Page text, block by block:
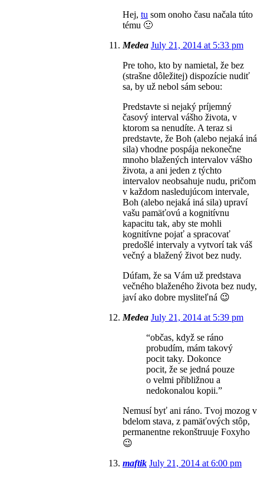
Hej, tu som onoho času načala túto
tému 🙂
Medea July 21, 2014 at 5:33 pm
Pre toho, kto by namietal, že bez
(strašne dôležitej) dispozície nudiť
sa, by už nebol sám sebou:
Predstavte si nejaký príjemný
časový interval vášho života, v
ktorom sa nenudíte. A teraz si
predstavte, že Boh (alebo nejaká iná
sila) vhodne pospája nekonečne
mnoho blažených intervalov vášho
života, a ani jeden z týchto
intervalov neobsahuje nudu, pričom
v každom nasledujúcom intervale,
Boh (alebo nejaká iná sila) upraví
vašu pamäťovú a kognitívnu
kapacitu tak, aby ste mohli
kognitívne pojať a spracovať
predošlé intervaly a vytvorí tak váš
večný a blažený život bez nudy.
Dúfam, že sa Vám už predstava
večného blaženého života bez nudy,
javí ako dobre mysliteľná 😉
Medea July 21, 2014 at 5:39 pm
“občas, když se ráno
probudím, mám takový
pocit taky. Dokonce
pocit, že se jedná pouze
o velmi přibližnou a
nedokonalou kopii.”
Nemusí byť ani ráno. Tvoj mozog v
bdelom stava, z pamäťových stôp,
permanentne rekonštruuje Foxyho
😉
maftik July 21, 2014 at 6:00 pm